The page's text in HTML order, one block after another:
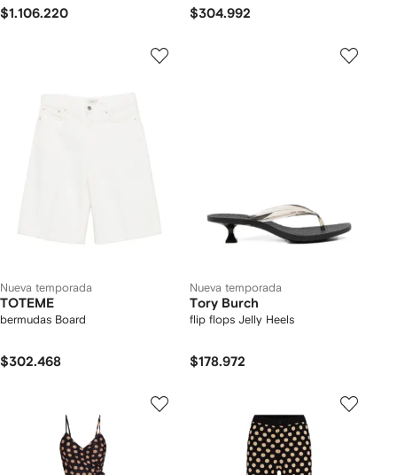
$1.106.220 $304.992
Nueva temporada
TOTEME
bermudas Board
$302.468
Nueva temporada
Tory Burch
flip flops Jelly Heels
$178.972